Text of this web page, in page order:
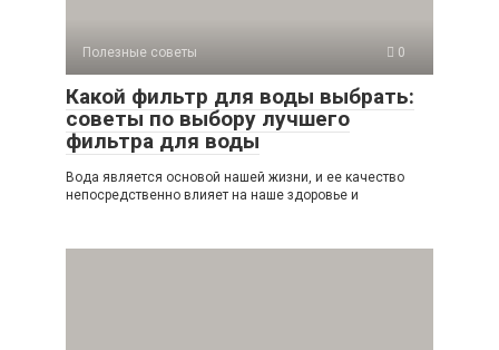
Полезные советы 0
Какой фильтр для воды выбрать:
советы по выбору лучшего
фильтра для воды
Вода является основой нашей жизни, и ее качество
непосредственно влияет на наше здоровье и